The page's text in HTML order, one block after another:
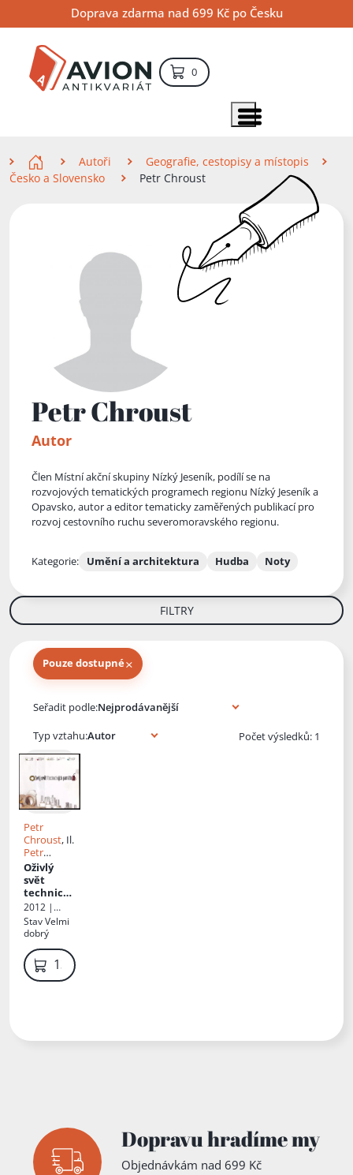
na
obsah
na
navigaci
na
vyhledávání
Doprava zdarma nad 699 Kč po Česku
0položek – košík
Zobrazit položky menu
Autoři
Geografie, cestopisy a místopis
Česko a Slovensko
Petr Chroust
Petr Chroust
Autor
Člen Místní akční skupiny Nízký Jeseník, podílí se na
rozvojových tematických programech regionu Nízký Jeseník a
Opavsko, autor a editor tematicky zaměřených publikací pro
rozvoj cestovního ruchu severomoravského regionu.
Kategorie: Umění a architektura Hudba Noty
FILTRY
Pouze dostupné×
Seřadit podle:
Typ vztahu:
Počet výsledků: 1
Petr
Chroust, Il.
Petr
Chroust
Ed.Petr
Chroust
Oživlý
svět
technický
ch
památek
2012 |
Místní akční
skupina
Opavsko
StavVelmi
dobrý
139 Kč
Dopravu hradíme my
Objednávkám nad 699 Kč